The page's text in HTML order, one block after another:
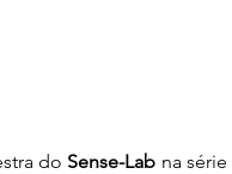
do Sense-Lab na série